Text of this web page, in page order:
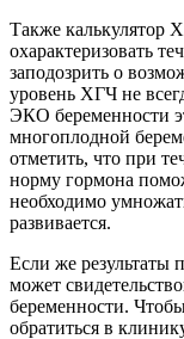
Также калькулятор
охарактеризовать
заподозрить о
уровень ХГЧ не
ЭКО беременности
многоплодной
отметить, что при
норму гормона
необходимо
развивается.
Если же результаты
может
беременности.
обратиться в